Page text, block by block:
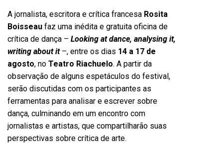
A jornalista, escritora e crítica francesa Rosita
Boisseau faz uma inédita e gratuita oficina de
crítica de dança – Looking at dance, analysing it,
writing about it –, entre os dias 14 a 17 de
agosto, no Teatro Riachuelo. A partir da
observação de alguns espetáculos do festival,
serão discutidas com os participantes as
ferramentas para analisar e escrever sobre
dança, culminando em um encontro com
jornalistas e artistas, que compartilharão suas
perspectivas sobre crítica de arte.